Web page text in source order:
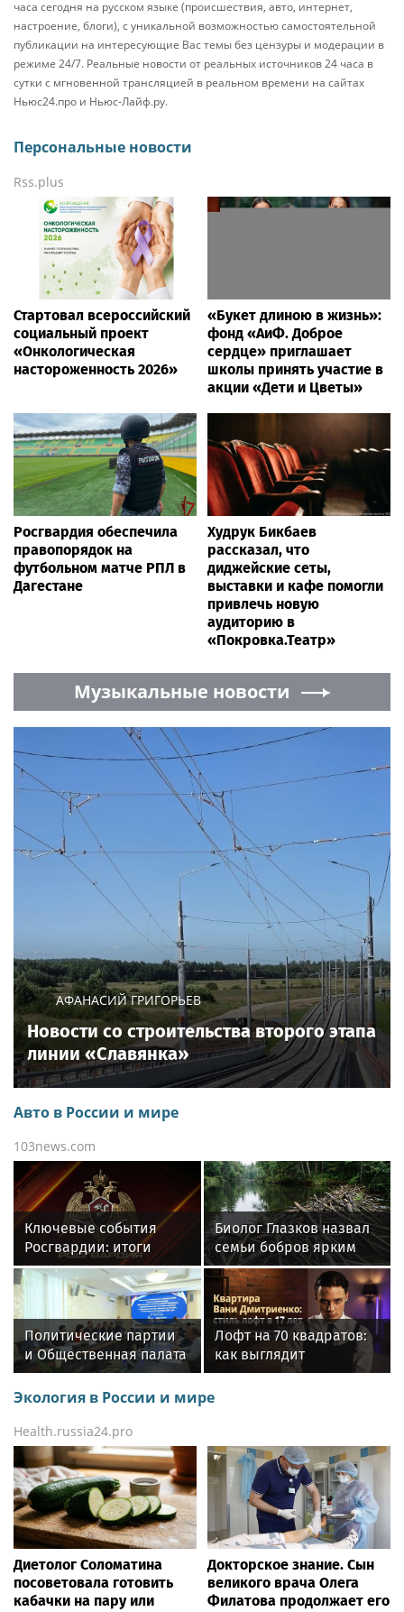
часа сегодня на русском языке (происшествия, авто, интернет,
настроение, блоги), с уникальной возможностью самостоятельной
публикации на интересующие Вас темы без цензуры и модерации в
режиме 24/7. Реальные новости от реальных источников 24 часа в
сутки с мгновенной трансляцией в реальном времени на сайтах
Ньюс24.про и Ньюс-Лайф.ру.
Персональные новости
Rss.plus
Стартовал всероссийский
социальный проект
«Онкологическая
настороженность 2026»
«Букет длиною в жизнь»:
фонд «АиФ. Доброе
сердце» приглашает
школы принять участие в
акции «Дети и Цветы»
Росгвардия обеспечила
правопорядок на
футбольном матче РПЛ в
Дагестане
Худрук Бикбаев
рассказал, что
диджейские сеты,
выставки и кафе помогли
привлечь новую
аудиторию в
«Покровка.Театр»
Музыкальные новости
АФАНАСИЙ ГРИГОРЬЕВ
Новости со строительства второго этапа
линии «Славянка»
Авто в России и мире
103news.com
Ключевые события
Росгвардии: итоги
недели с 13 по 19 июля
(видео)
Биолог Глазков назвал
семьи бобров ярким
примером
матриархальных
отношений
Политические партии
и Общественная палата
России подписали
соглашение
Лофт на 70 квадратов:
как выглядит
московская квартира
Вани Дмитриенко,
Экология в России и мире
Health.russia24.pro
Диетолог Соломатина
посоветовала готовить
кабачки на пару или
Докторское знание. Сын
великого врача Олега
Филатова продолжает его